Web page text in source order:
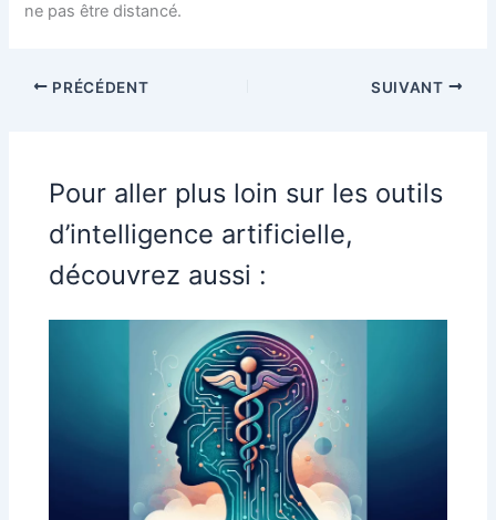
ne pas être distancé.
PRÉCÉDENT SUIVANT
Pour aller plus loin sur les outils
d’intelligence artificielle,
découvrez aussi :